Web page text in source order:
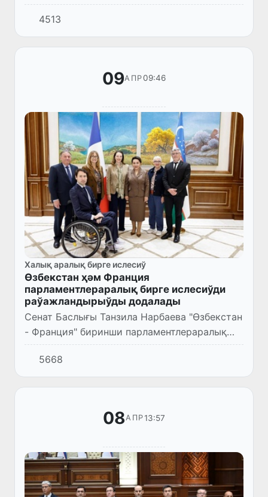
парламентлик өлшемин раўажландырыў ҳәм
беккемлеўге қаратылған "Өзбекстан -
Франция" биринши парламентлераралық ф...
4513
09АПР09:46
Халық аралық бирге ислесиў
Өзбекстан ҳәм Франция
парламентлераралық бирге ислесиўди
раўажландырыўды додалады
Сенат Баслығы Танзила Нарбаева "Өзбекстан
- Франция" биринши парламентлераралық
форумында қатнасыў ушын елимизге келген
сенатор Валери Бойе басшылығындағы
Франция Сенаты делегацияс...
5668
08АПР13:57